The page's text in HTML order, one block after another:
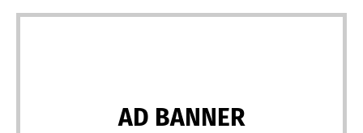
AD BANNER